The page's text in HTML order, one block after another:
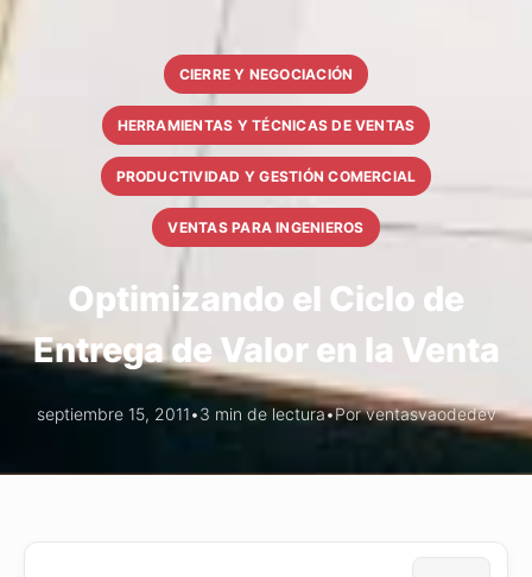
CIERRE Y NEGOCIACIÓN
HERRAMIENTAS Y TÉCNICAS DE VENTAS
PRODUCTIVIDAD Y GESTIÓN COMERCIAL
VENTAS PARA INGENIEROS
Optimizando el Ciclo de
Entrega de Valor en la Venta
septiembre 15, 2011•3 min de lectura•Por ventasvaodedev